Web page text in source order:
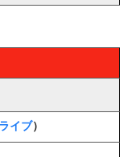
イブ）